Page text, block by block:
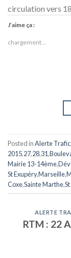
circulation vers
J’aime ça :
chargement…
Posted inAlerte Trafic,
2015,27,28,31,
Mairie 13-14ème,
St Exupéry,Marseille,
Coxe,Sainte Marthe,
ALERTE
RTM : 22